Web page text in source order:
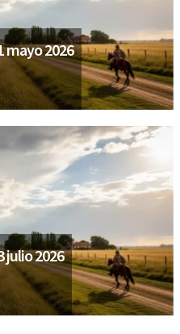
mayo 2026
julio 2026